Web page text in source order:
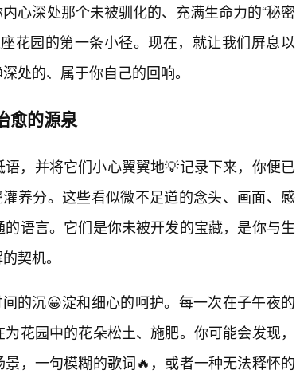
心深处那个未被驯化的、充满生命力的“秘密
花园的第一条小径。现在，就让我们屏息以
处的、属于你自己的回响。
愈的源泉
，并将它们小心翼翼地💡记录下来，你便已
养分。这些看似微不足道的念头、画面、感
语言。它们是你未被开发的宝藏，是你与生
契机。
的沉😀淀和细心的呵护。每一次在子午夜的
花园中的花朵松土、施肥。你可能会发现，
，一句模糊的歌词🔥，或者一种无法释怀的